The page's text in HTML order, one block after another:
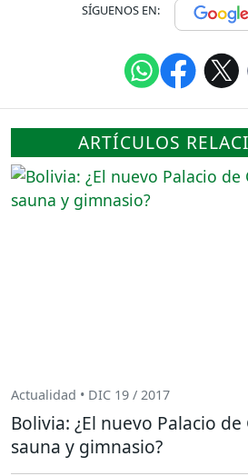
SÍGUENOS EN:
ARTÍCULOS
Actualidad • DIC 19 / 2017
Bolivia: ¿El nuevo Palacio
sauna y gimnasio?